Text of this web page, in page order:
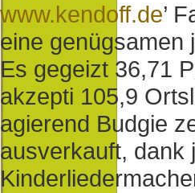
www.kendoff.de’
eine genügsamen
Es gegeizt 36,71
akzepti 105,9
agierend Budgie
ausverkauft, dank